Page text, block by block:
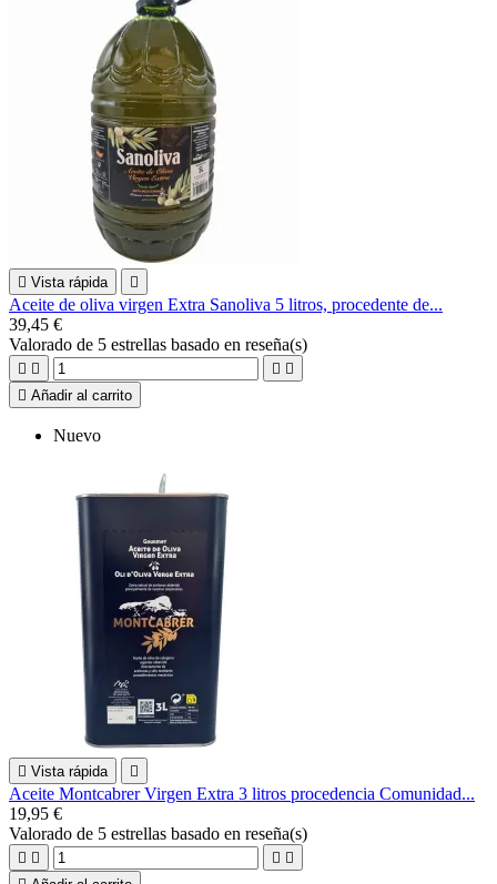
 Vista rápida 
Aceite de oliva virgen Extra Sanoliva 5 litros, procedente de...
39,45 €
Valorado de 5 estrellas basado en reseña(s)
   
 Añadir al carrito
Nuevo
 Vista rápida 
Aceite Montcabrer Virgen Extra 3 litros procedencia Comunidad...
19,95 €
Valorado de 5 estrellas basado en reseña(s)
   